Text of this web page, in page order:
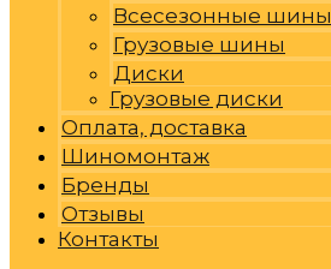
Всесезонные шины
Грузовые шины
Диски
Грузовые диски
Оплата, доставка
Шиномонтаж
Бренды
Отзывы
Контакты